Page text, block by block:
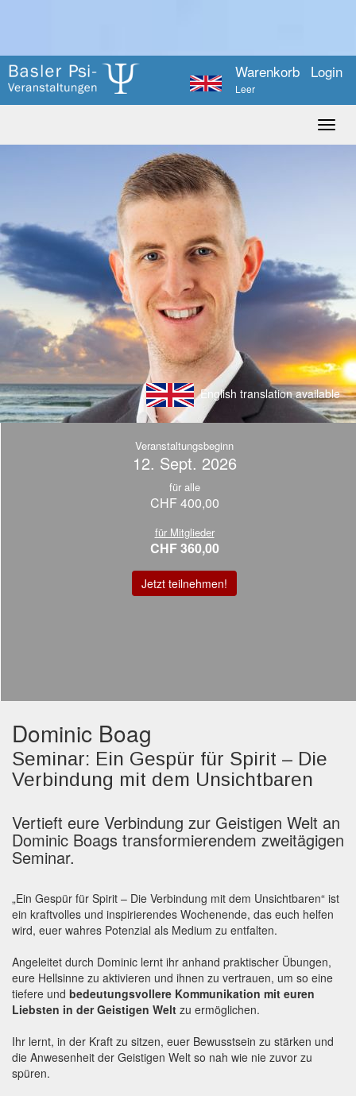
Login
Warenkorb
Leer
English translation available
Veranstaltungsbeginn
12. Sept. 2026
für alle
CHF 400,00
für Mitglieder
CHF 360,00
Jetzt teilnehmen!
Dominic Boag
Seminar: Ein Gespür für Spirit – Die
Verbindung mit dem Unsichtbaren
Vertieft eure Verbindung zur Geistigen Welt an
Dominic Boags transformierendem zweitägigen
Seminar.
„Ein Gespür für Spirit – Die Verbindung mit dem Unsichtbaren“ ist
ein kraftvolles und inspirierendes Wochenende, das euch helfen
wird, euer wahres Potenzial als Medium zu entfalten.
Angeleitet durch Dominic lernt ihr anhand praktischer Übungen,
eure Hellsinne zu aktivieren und ihnen zu vertrauen, um so eine
tiefere und bedeutungsvollere Kommunikation mit euren
Liebsten in der Geistigen Welt zu ermöglichen.
Ihr lernt, in der Kraft zu sitzen, euer Bewusstsein zu stärken und
die Anwesenheit der Geistigen Welt so nah wie nie zuvor zu
spüren.